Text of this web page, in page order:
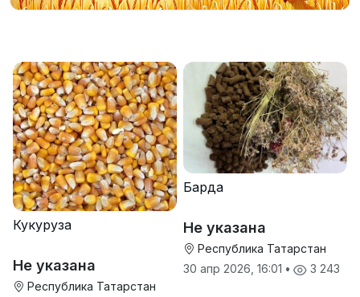
Кукуруза
Не указана
Республика Татарстан
Барда
Не указана
Республика Татарстан
30 апр 2026, 16:01 • 3 243